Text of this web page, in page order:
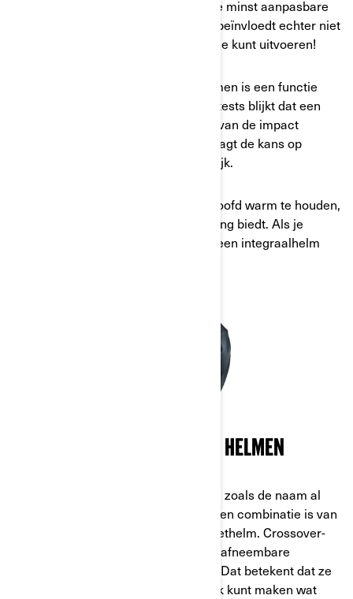
een volledig vizier. Ze zijn dan ook de minst aanpasbare
helmen wat kenmerken betreft. Dat beïnvloedt echter niet
de mate van visuele aanpassing die je kunt uitvoeren!
De kinbeschermer van integraalhelmen is een functie
met veel impact op je veiligheid. Uit tests blijkt dat een
vaste kinbeschermer tot 50 procent van de impact
absorbeert bij een botsing. Dat verlaagt de kans op
ernstige verwondingen dus aanzienlijk.
Een integraalhelm helpt ook om je hoofd warm te houden,
aangezien deze de minste blootstelling biedt. Als je
overwegend bij koud weer rijdt, kan een integraalhelm
CROSSOVER- EN MODULAIRE HELMEN
Crossover- of modulaire helmen zijn, zoals de naam al
laat vermoeden, een type helm dat een combinatie is van
twee types: de integraalhelm en de jethelm. Crossover-
helmen zijn doorgaans voorzien van afneembare
kinbeschermers, vizieren en pieken. Dat betekent dat ze
uiterst aanpasbaar zijn en je ze uniek kunt maken wat